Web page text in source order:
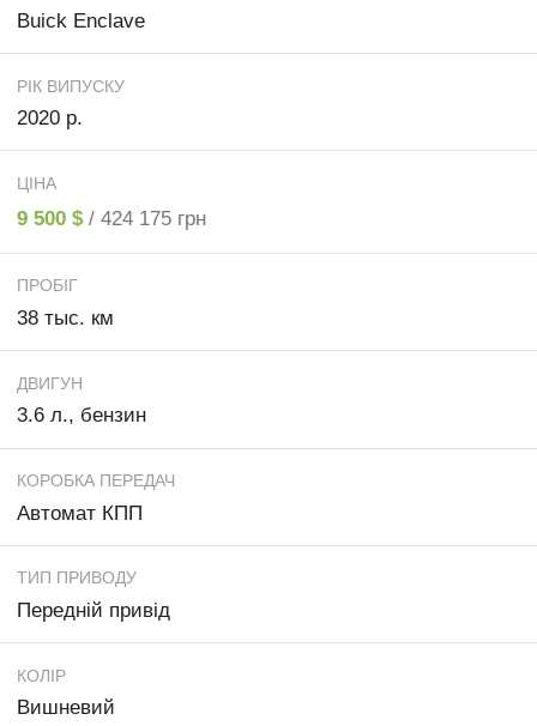
Buick Enclave
РІК ВИПУСКУ
2020 р.
ЦІНА
9 500 $ / 424 175 грн
ПРОБІГ
38 тыс. км
ДВИГУН
3.6 л., бензин
КОРОБКА ПЕРЕДАЧ
Автомат КПП
ТИП ПРИВОДУ
Передній привід
КОЛІР
Вишневий